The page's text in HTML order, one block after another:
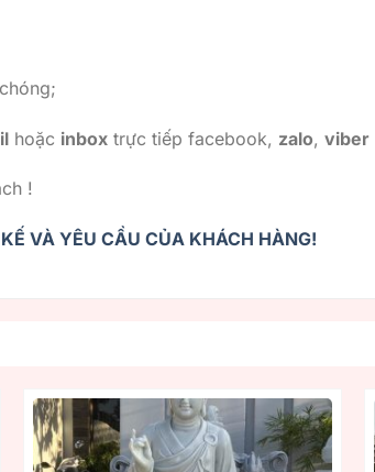
hoặc inbox trực tiếp facebook, zalo, viber
!
VÀ YÊU CẦU CỦA KHÁCH HÀNG!